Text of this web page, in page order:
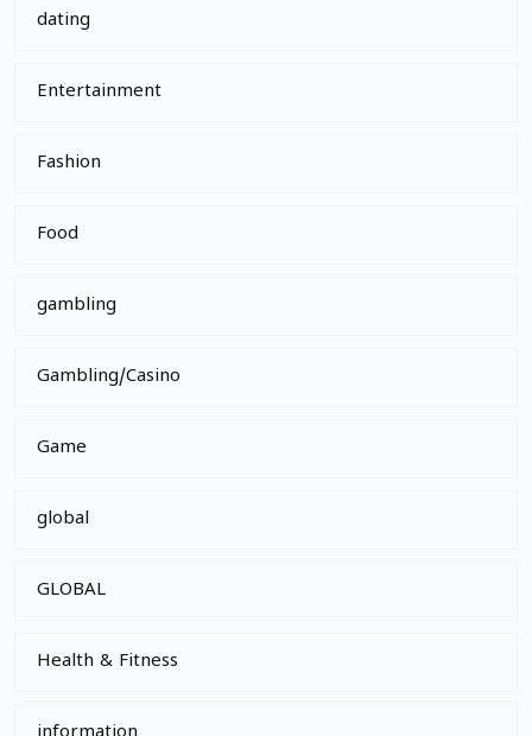
dating
Entertainment
Fashion
Food
gambling
Gambling/Casino
Game
global
GLOBAL
Health & Fitness